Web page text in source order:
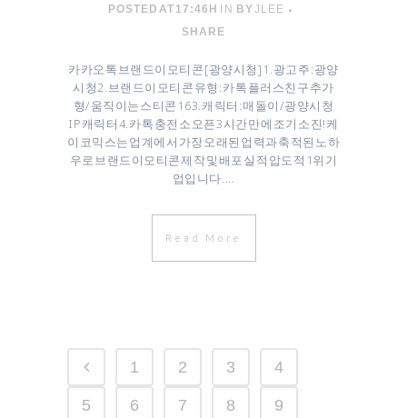
POSTED AT 17:46H IN BYJLEE
SHARE
카카오톡 브랜드이모티콘 [ 광양시청 ] 1. 광고주 : 광양
시청 ​2. 브랜드이모티콘 유형 : 카톡 플러스친구 추가
형/움직이는 스티콘 16 3. 캐릭터 : 매돌이/광양시청
IP 캐릭터 4. 카톡 충전소 오픈 3시간 만에 조기 소진! 케
이코믹스는 업계에서 가장 오래된 업력과 축적된 노하
우로 브랜드이모티콘 제작 및 배포 실적 압도적 1위 기
업입니다. ...
Read More
1 2 3 4
5 6 7 8 9